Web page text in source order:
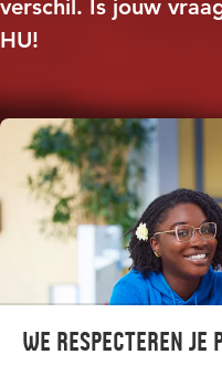
We respecteren je
verschil. Is jouw
HU!